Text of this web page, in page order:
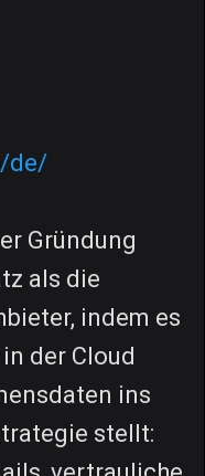
de/
Gründung
als die
indem es
der Cloud
ins
stellt: